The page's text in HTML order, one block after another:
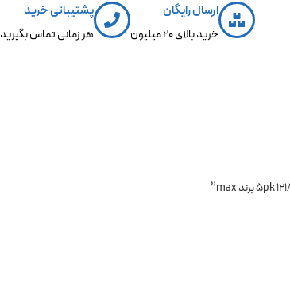
ارسال رایگان
خرید بالای 20 میلیون
پشتیبانی خرید
هر زمانی تماس بگیرید